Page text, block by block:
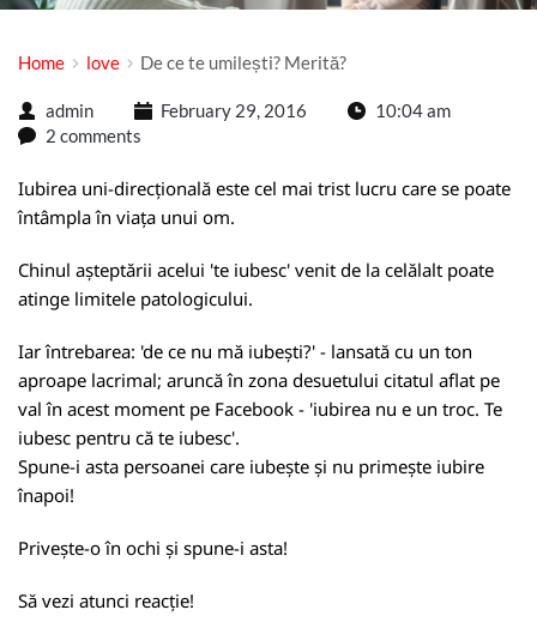
Home love De ce te umilești? Merită?
admin February 29, 2016
10:04 am
2 comments
Iubirea uni-direcțională este cel mai trist lucru care se poate
întâmpla în viața unui om.
Chinul așteptării acelui 'te iubesc' venit de la celălalt poate
atinge limitele patologicului.
Iar întrebarea: 'de ce nu mă iubești?' - lansată cu un ton
aproape lacrimal; aruncă în zona desuetului citatul aflat pe
val în acest moment pe Facebook - 'iubirea nu e un troc. Te
iubesc pentru că te iubesc'.
Spune-i asta persoanei care iubește și nu primește iubire
înapoi!
Privește-o în ochi și spune-i asta!
Să vezi atunci reacție!